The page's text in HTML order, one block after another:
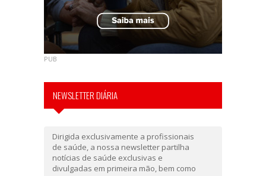
PUB
NEWSLETTER DIÁRIA
Dirigida exclusivamente a profissionais
de saúde, a nossa newsletter partilha
notícias de saúde exclusivas e
divulgadas em primeira mão, bem como